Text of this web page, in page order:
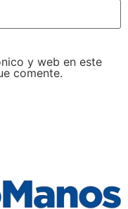
y web en este
comente.